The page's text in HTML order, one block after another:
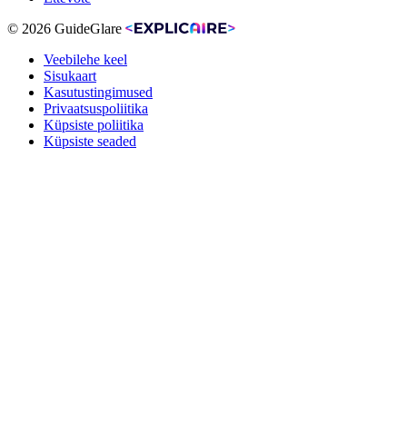
© 2026 GuideGlare
Veebilehe keel
Sisukaart
Kasutustingimused
Privaatsuspoliitika
Küpsiste poliitika
Küpsiste seaded